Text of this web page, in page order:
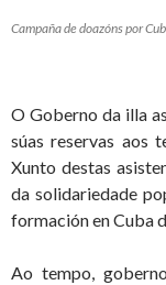
Campaña de doazóns por
O Goberno da illa
súas reservas aos
Xunto destas
da solidariedade
formación en Cuba
Ao tempo,